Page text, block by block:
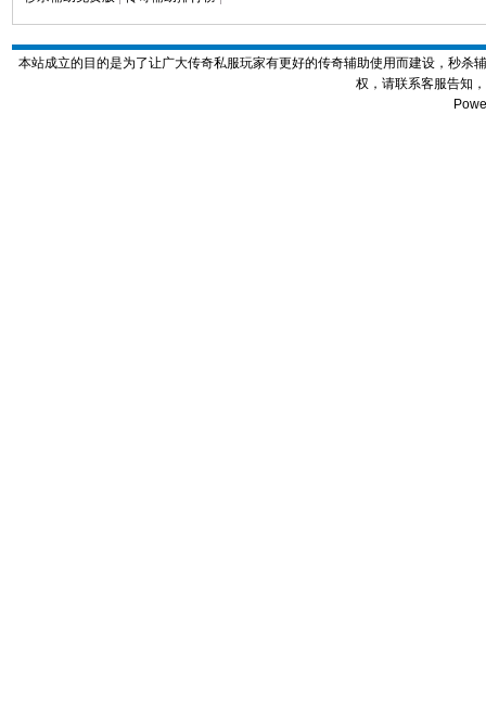
本站成立的目的是为了让广大传奇私服玩家有更好的传奇辅助使用而建设，秒
权，请联系客服告知